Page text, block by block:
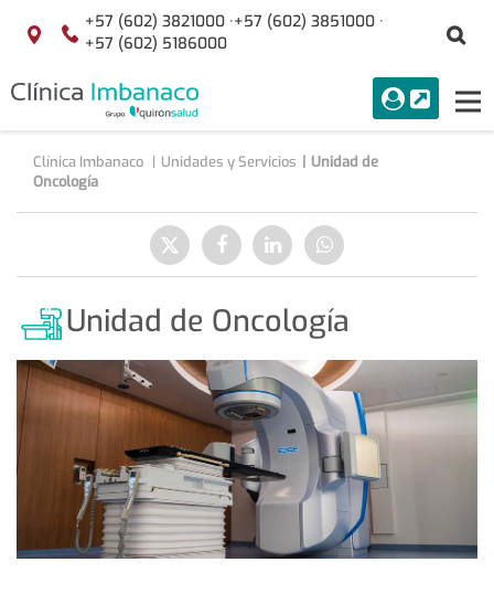
Saltar al contenido
Localización
+57 (602) 3821000 ·+57 (602) 3851000 ·
+57 (602) 5186000
menuAcceso
Buscar
Clínica Imbanaco Unidades y Servicios
Unidad de
Oncología
Unidad de Oncología
Enviar
a
Compartir
en
Compartir
en
Compartir
en